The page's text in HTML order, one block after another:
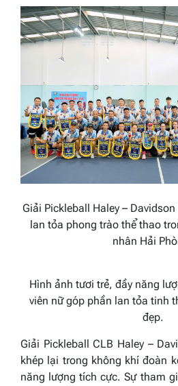
Giải Pickleball Haley –
lan tỏa phong trào thể thao
nhân Hải
Hình ảnh tươi trẻ, đầy năng
viên nữ góp phần lan tỏa tinh
đẹp.
Giải Pickleball CLB Haley –
khép lại trong không khí đoàn
năng lượng tích cực. Sự tham